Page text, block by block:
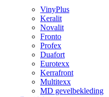
VinyPlus
Keralit
Novalit
Fronto
Profex
Duafort
Eurotexx
Kerrafront
Multitexx
MD gevelbekleding